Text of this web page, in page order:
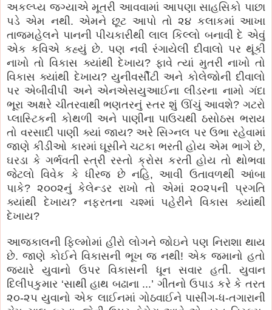
અકલ્પ્ય જગ્યાએ મૂતરી આવવામાં આપણા સાહસિકો પાછા
પડે એમ નથી. એમને છૂટ આપો તો ૨૪ કલાકમાં આખા
તાજમહેલને પાનની પીચકારીથી લાલ કિલ્લો બનાવી દે એવું
એક કવિએ કહ્યું છે. પણ નવી રંગાયેલી દીવાલો પર થૂંકી
નાખો તો વિકાસ ક્યાંથી દેખાય? ફાવે ત્યાં મુતરી નાખો તો
વિકાસ ક્યાંથી દેખાય? યુનીવર્સીટી અને કોલેજોની દીવાલો
પર એબીવીપી અને એનએસયુઆઈના લીડરના નામો ગંદા
ભૂરા અક્ષરે ચીતરવાથી ભણતરનું સ્તર શું ઊંચું આવશે? ગટરો
પ્લાસ્ટિકની કોથળી અને પાણીના પાઉચથી ઠસોઠસ ભરાય
તો વરસાદી પાણી ક્યાં જાય? અરે સિગ્નલ પર ઉભા રહેવામાં
જાણે કીડીઓ કારમાં ઘૂસીને ચટકા ભરતી હોય એમ ભાગે છે,
ઘરડા કે ગર્ભવતી સ્ત્રી રસ્તો ક્રોસ કરતી હોય તો થોભવા
જેટલો વિવેક કે ધીરજ છે નહિ, આવી ઉતાવળથી આંબા
પાકે? ૨૦૦૨નું કેલેન્ડર રાખો તો એમાં ૨૦૨૫ની પ્રગતિ
ક્યાંથી દેખાય? નફરતના ચશ્માં પહેરીને વિકાસ ક્યાંથી
દેખાય?
આજકાલની ફિલ્મોમાં હીરો લોગને જોઇને પણ નિરાશા થાય
છે. જાણે કોઈને વિકાસની ભૂખ જ નથી! એક જમાનો હતો
જયારે યુવાનો ઉપર વિકાસની ધૂન સવાર હતી. યુવાન
દિલીપકુમાર ‘સાથી હાથ બઢાના ...’ ગીતનો ઉપાડ કરે કે તરત
૨૦-૨૫ યુવાનો એક લાઈનમાં ગોઠવાઈને પાસીંગ-ધ-તગારાની